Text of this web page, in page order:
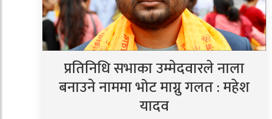
प्रतिनिधि सभाका उम्मेदवारले नाला
बनाउने नाममा भोट माग्नु गलत : महेश
यादव